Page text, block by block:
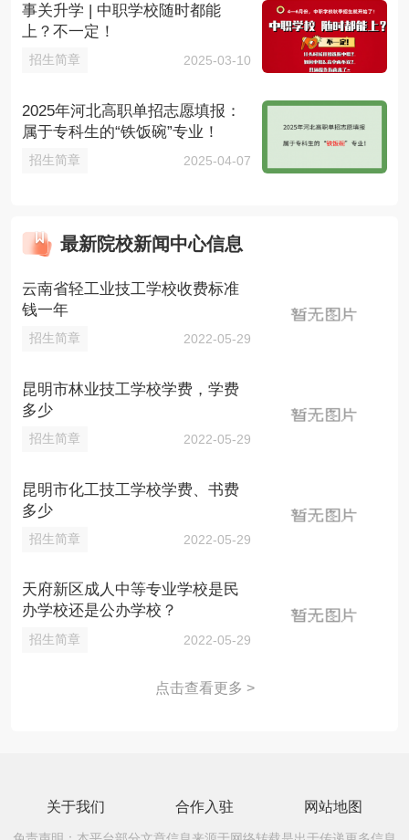
事关升学 | 中职学校随时都能
上？不一定！
招生简章 2025-03-10
2025年河北高职单招志愿填报：
属于专科生的“铁饭碗”专业！
招生简章 2025-04-07
最新院校新闻中心信息
云南省轻工业技工学校收费标准
钱一年
招生简章 2022-05-29
昆明市林业技工学校学费，学费
多少
招生简章 2022-05-29
昆明市化工技工学校学费、书费
多少
招生简章 2022-05-29
天府新区成人中等专业学校是民
办学校还是公办学校？
招生简章 2022-05-29
点击查看更多 >
关于我们 合作入驻 网站地图